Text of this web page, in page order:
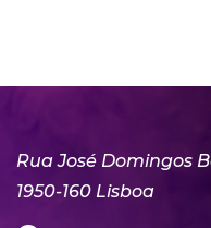
Rua José Domingos
1950-160 Lisboa